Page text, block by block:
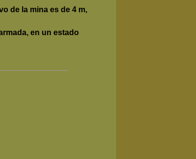
de la mina es de 4 m,
en un estado